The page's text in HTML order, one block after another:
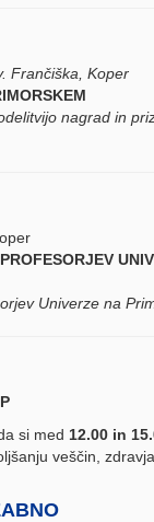
Frančiška, Koper
nagrad in
Univerze na
si med 12.00 in
veščin,